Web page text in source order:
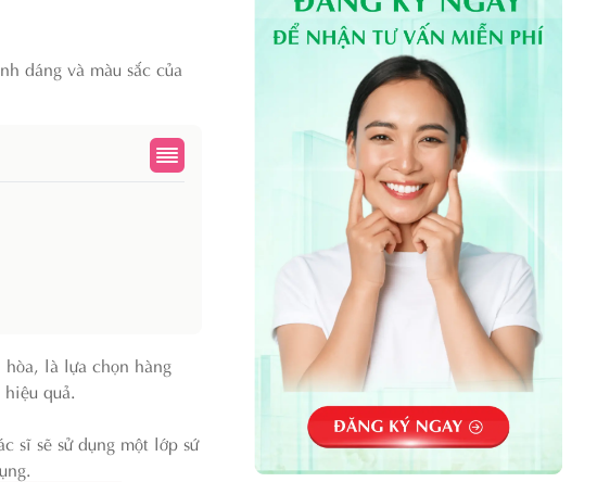
dáng và màu sắc của
là lựa chọn hàng
quả.
sĩ sẽ sử dụng một lớp sứ